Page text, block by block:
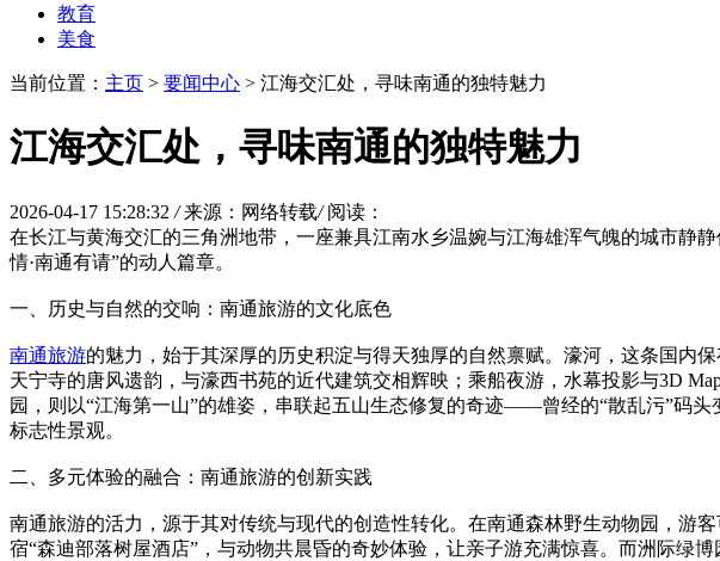
教育
美食
当前位置： 主页 > 要闻中心 > 江海交汇处，寻味南通的独特魅力
江海交汇处，寻味南通的独特魅力
2026-04-17 15:28:32 / 来源：网络转载/ 阅读：
在长江与黄海交汇的三角洲地带，一座兼具江南水乡温婉与江海雄浑气魄的城市
情·南通有请”的动人篇章。
一、历史与自然的交响：南通旅游的文化底色
南通旅游的魅力，始于其深厚的历史积淀与得天独厚的自然禀赋。濠河，这条国内
天宁寺的唐风遗韵，与濠西书苑的近代建筑交相辉映；乘船夜游，水幕投影与3D
园，则以“江海第一山”的雄姿，串联起五山生态修复的奇迹——曾经的“散乱污”码
标志性景观。
二、多元体验的融合：南通旅游的创新实践
南通旅游的活力，源于其对传统与现代的创造性转化。在南通森林野生动物园，游
宿“森迪部落树屋酒店”，与动物共晨昏的奇妙体验，让亲子游充满惊喜。而洲际绿